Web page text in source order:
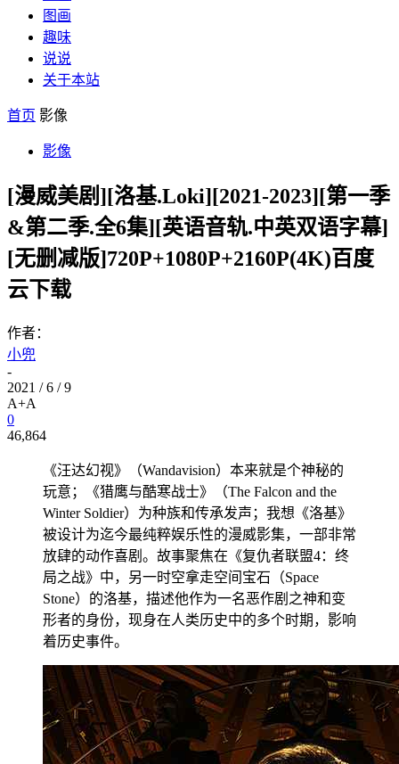
图画
趣味
说说
关于本站
首页 影像
影像
[漫威美剧][洛基.Loki][2021-2023][第一季
&第二季.全6集][英语音轨.中英双语字幕]
[无删减版]720P+1080P+2160P(4K)百度
云下载
作者：
小兜
-
2021 / 6 / 9
A+A
0
46,864
《汪达幻视》（Wandavision）本来就是个神秘的
玩意；《猎鹰与酷寒战士》（The Falcon and the
Winter Soldier）为种族和传承发声；我想《洛基》
被设计为迄今最纯粹娱乐性的漫威影集，一部非常
放肆的动作喜剧。故事聚焦在《复仇者联盟4：终
局之战》中，另一时空拿走空间宝石（Space
Stone）的洛基，描述他作为一名恶作剧之神和变
形者的身份，现身在人类历史中的多个时期，影响
着历史事件。